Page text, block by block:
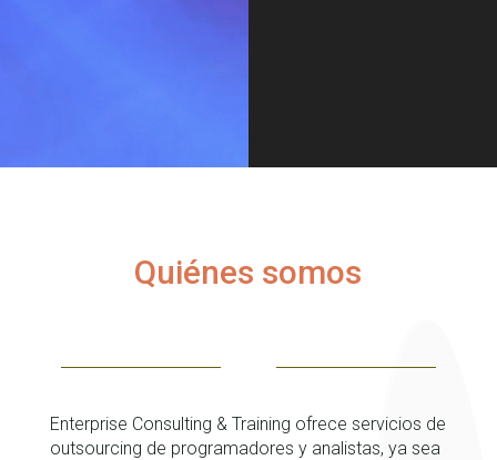
Quiénes somos
Enterprise Consulting & Training ofrece servicios de
outsourcing de programadores y analistas, ya sea